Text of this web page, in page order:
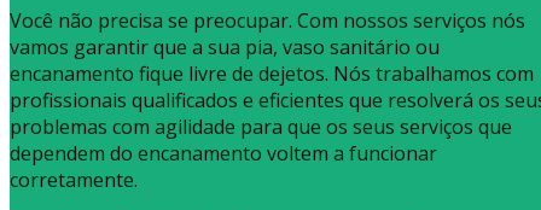
Você não precisa se preocupar. Com nossos serviços nós
vamos garantir que a sua pia, vaso sanitário ou
encanamento fique livre de dejetos. Nós trabalhamos com
profissionais qualificados e eficientes que resolverá os
problemas com agilidade para que os seus serviços que
dependem do encanamento voltem a funcionar
corretamente.